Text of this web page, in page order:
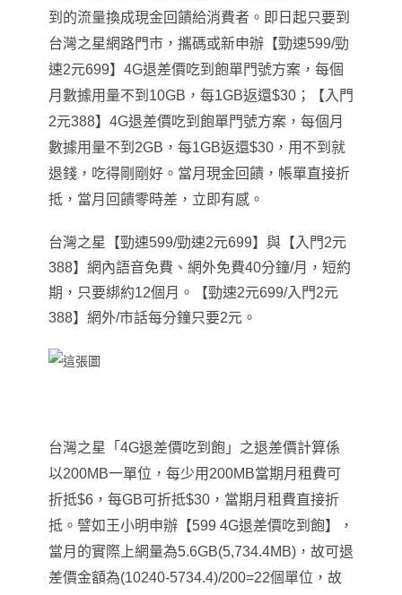
到的流量換成現金回饋給消費者。即日起只要到
台灣之星網路門市，攜碼或新申辦【勁速599/勁
速2元699】4G退差價吃到飽單門號方案 ， 每個
月數據用量不到10GB，每1GB返還$30；【入門
2元388】4G退差價吃到飽單門號方案，每個月
數據用量不到2GB，每1GB返還$30，用不到就
退錢，吃得剛剛好。當月現金回饋 ， 帳單直接折
抵，當月回饋零時差，立即有感。
台灣之星【勁速599/勁速2元699】與【入門2元
388】網內語音免費、網外免費40分鐘/月，短約
期，只要綁約12個月。【勁速2元699/入門2元
388】網外/市話每分鐘只要2元。
台灣之星「4G退差價吃到飽」之退差價計算係
以200MB一單位，每少用200MB當期月租費可
折抵$6，每GB可折抵$30，當期月租費直接折
抵。譬如王小明申辦【599 4G退差價吃到飽】，
當月的實際上網量為5.6GB(5,734.4MB)，故可退
差價金額為(10240-5734.4)/200=22個單位，故